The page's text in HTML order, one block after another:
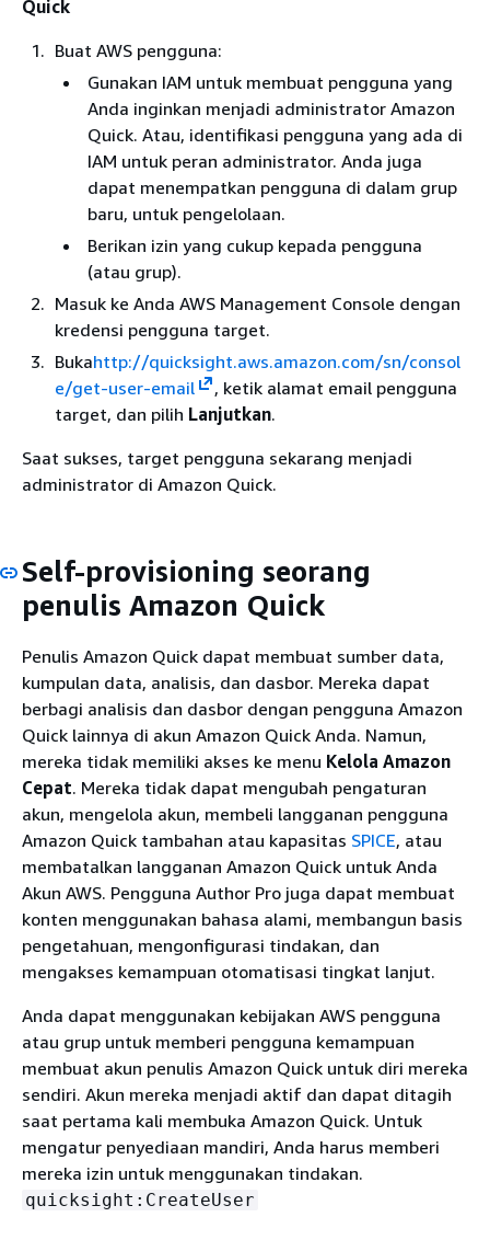
Quick
Buat AWS pengguna:
Gunakan IAM untuk membuat pengguna yang
Anda inginkan menjadi administrator Amazon
Quick. Atau, identifikasi pengguna yang ada di
IAM untuk peran administrator. Anda juga
dapat menempatkan pengguna di dalam grup
baru, untuk pengelolaan.
Berikan izin yang cukup kepada pengguna
(atau grup).
Masuk ke Anda AWS Management Console dengan
kredensi pengguna target.
Bukahttp://quicksight.aws.amazon.com/sn/consol
e/get-user-email
, ketik alamat email pengguna
target, dan pilih Lanjutkan.
Saat sukses, target pengguna sekarang menjadi
administrator di Amazon Quick.
Self-provisioning seorang
penulis Amazon Quick
Penulis Amazon Quick dapat membuat sumber data,
kumpulan data, analisis, dan dasbor. Mereka dapat
berbagi analisis dan dasbor dengan pengguna Amazon
Quick lainnya di akun Amazon Quick Anda. Namun,
mereka tidak memiliki akses ke menu Kelola Amazon
Cepat. Mereka tidak dapat mengubah pengaturan
akun, mengelola akun, membeli langganan pengguna
Amazon Quick tambahan atau kapasitas SPICE, atau
membatalkan langganan Amazon Quick untuk Anda
Akun AWS. Pengguna Author Pro juga dapat membuat
konten menggunakan bahasa alami, membangun basis
pengetahuan, mengonfigurasi tindakan, dan
mengakses kemampuan otomatisasi tingkat lanjut.
Anda dapat menggunakan kebijakan AWS pengguna
atau grup untuk memberi pengguna kemampuan
membuat akun penulis Amazon Quick untuk diri mereka
sendiri. Akun mereka menjadi aktif dan dapat ditagih
saat pertama kali membuka Amazon Quick. Untuk
mengatur penyediaan mandiri, Anda harus memberi
mereka izin untuk menggunakan tindakan.
quicksight:CreateUser